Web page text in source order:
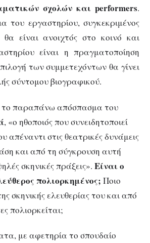
σχολών και performers.
του εργαστηρίου, συγκεκριμένος
είναι ανοιχτός στο κοινό και
είναι η πραγματοποίηση
των συμμετεχόντων θα γίνει
σύντομου βιογραφικού.
παραπάνω απόσπασμα του
, «ο ηθοποιός που συνειδητοποιεί
απέναντι στις θεατρικές δυνάμεις
και από τη σύγκρουση αυτή
σκηνικές πράξεις». Είναι ο
πολιορκημένος; Ποιο
σκηνικής ελευθερίας του και από
πολιορκείται;
με αφετηρία το σπουδαίο